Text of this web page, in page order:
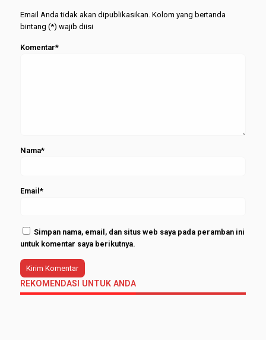
Email Anda tidak akan dipublikasikan. Kolom yang bertanda
bintang (*) wajib diisi
Komentar*
Nama*
Email*
Simpan nama, email, dan situs web saya pada peramban ini
untuk komentar saya berikutnya.
REKOMENDASI UNTUK ANDA